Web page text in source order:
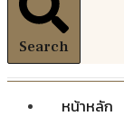
Search
หน้าหลัก